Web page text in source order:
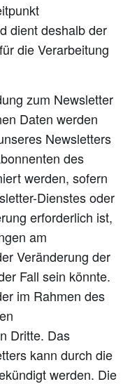
dient deshalb der
die Verarbeitung
zum Newsletter
Daten werden
Newsletters
des
werden, sofern
Dienstes oder
erforderlich ist,
am
Veränderung der
Fall sein könnte.
im Rahmen des
Dritte. Das
kann durch die
werden. Die